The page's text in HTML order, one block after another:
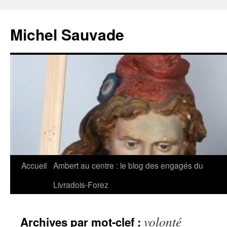
Michel Sauvade
Aller
Accueil Ambert au centre : le blog des engagés du
Livradois-Forez
Archives par mot-clef : volonté